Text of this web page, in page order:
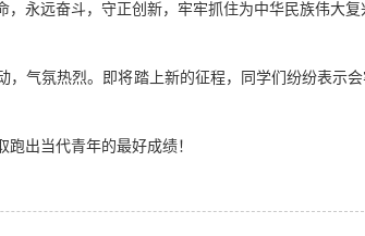
，永远奋斗， 守正创新， 牢牢抓住为中华民族伟大
，气氛热烈。即将踏上新的征程，同学们纷纷表示会
跑出当代青年的最好成绩！